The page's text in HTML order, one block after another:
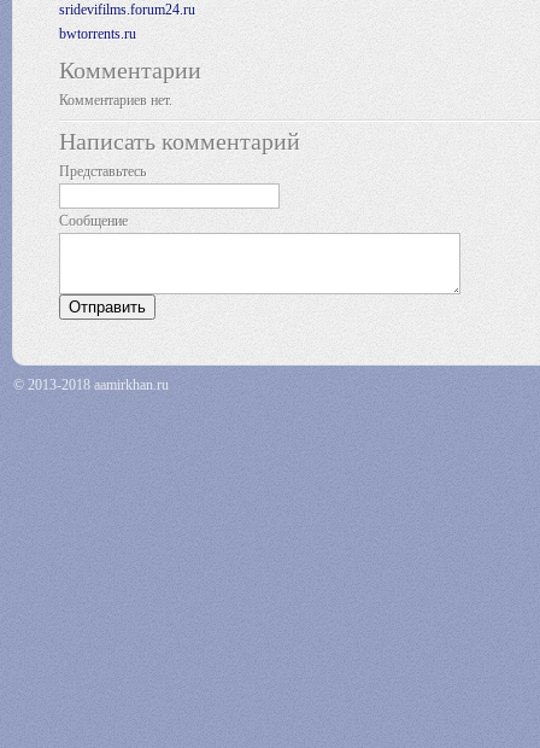
sridevifilms.forum24.ru
bwtorrents.ru
Комментарии
Комментариев нет.
Написать комментарий
Представьтесь
Сообщение
© 2013-2018 aamirkhan.ru